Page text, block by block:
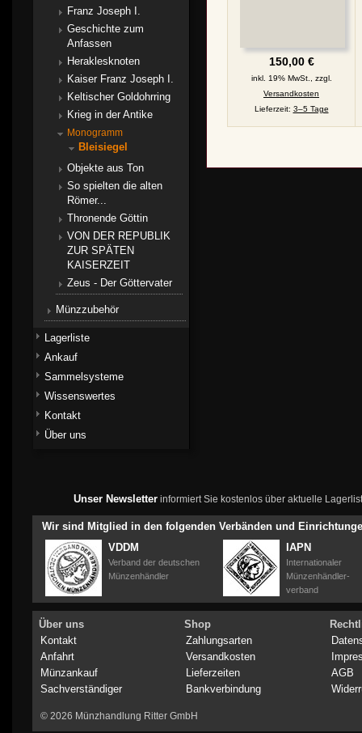
150,00 €
inkl. 19% MwSt., zzgl.
Versandkosten
Lieferzeit: 3–5 Tage
Franz Joseph I.
Geschichte zum
Anfassen
Heraklesknoten
Kaiser Franz Joseph I.
Keltischer Goldohrring
Krieg in der Antike
Monogramm
Bleisiegel
Objekte aus Ton
So spielten die alten
Römer...
Thronende Göttin
VON DER REPUBLIK
ZUR SPÄTEN
KAISERZEIT
Zeus - Der Göttervater
Münzzubehör
Lagerliste
Ankauf
Sammelsysteme
Wissenswertes
Kontakt
Über uns
Unser Newsletterinformiert Sie kostenlos über aktuelle
Wir sind Mitglied in den folgenden Verbänden und
VDDM
Verband der deutschen
Münzenhändler
IAPN
Internationaler
Münzenhändler-
verband
Über uns
Kontakt
Anfahrt
Münzankauf
Sachverständiger
Shop
Zahlungsarten
Versandkosten
Lieferzeiten
Bankverbindung
AGB
© 2026 Münzhandlung Ritter GmbH